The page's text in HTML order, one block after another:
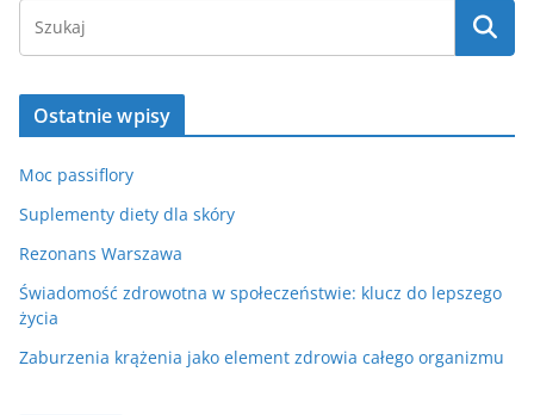
Ostatnie wpisy
Moc passiflory
Suplementy diety dla skóry
Rezonans Warszawa
Świadomość zdrowotna w społeczeństwie: klucz do lepszego
życia
Zaburzenia krążenia jako element zdrowia całego organizmu